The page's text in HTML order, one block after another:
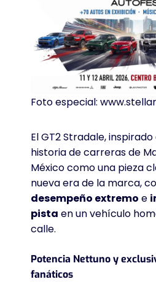
Foto especial:
El GT2 Stradale,
historia de carreras de
México como una pieza
nueva era de la marca,
desempeño extremo e
pista en un vehículo
calle.
Potencia Nettuno y
fanáticos